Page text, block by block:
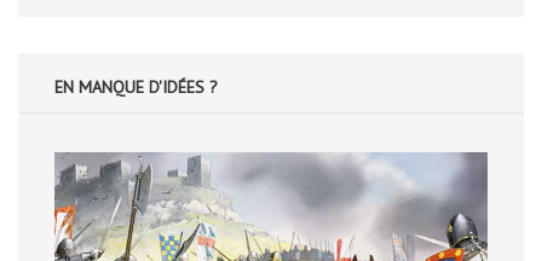
EN MANQUE D'IDÉES ?